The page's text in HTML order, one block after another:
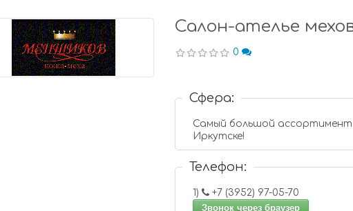
Салон-ателье
0
Сфера:
Самый большой ассортимент
Иркутске!
Телефон:
1)
+7 (3952) 97-05-70
Звонок через браузер